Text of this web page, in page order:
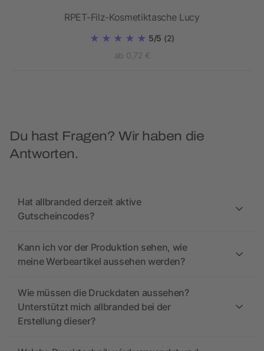
RPET-Filz-Kosmetiktasche Lucy
5/5 (2)
ab 0,72 €
Du hast Fragen? Wir haben die
Antworten.
Hat allbranded derzeit aktive
Gutscheincodes?
Kann ich vor der Produktion sehen, wie
meine Werbeartikel aussehen werden?
Wie müssen die Druckdaten aussehen?
Unterstützt mich allbranded bei der
Erstellung dieser?